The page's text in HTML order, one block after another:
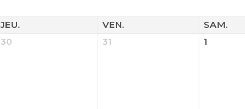
JEU. VEN. SAM.
30 31 1